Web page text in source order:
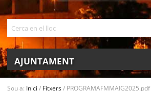
AJUNTAMENT
Sou a: Inici / Fitxers/ PROGRAMAFMMAIG2025.pdf